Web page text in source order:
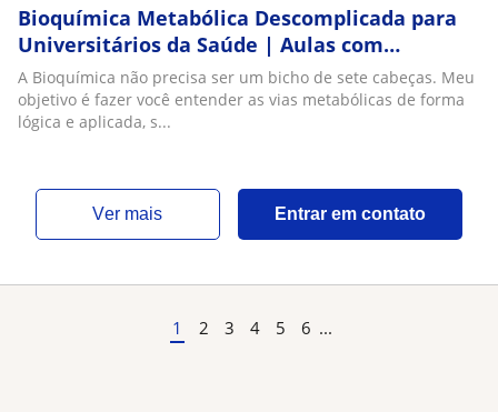
Bioquímica Metabólica Descomplicada para
Universitários da Saúde | Aulas com
Nutricionista e Mestrando
A Bioquímica não precisa ser um bicho de sete cabeças. Meu
objetivo é fazer você entender as vias metabólicas de forma
lógica e aplicada, s...
ver mais Entrar em contato
1 2 3 4 5 6 ...